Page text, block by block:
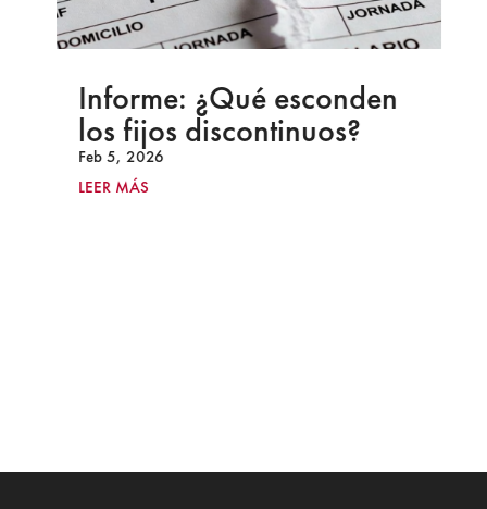
Informe: ¿Qué esconden
los fijos discontinuos?
Feb 5, 2026
LEER MÁS